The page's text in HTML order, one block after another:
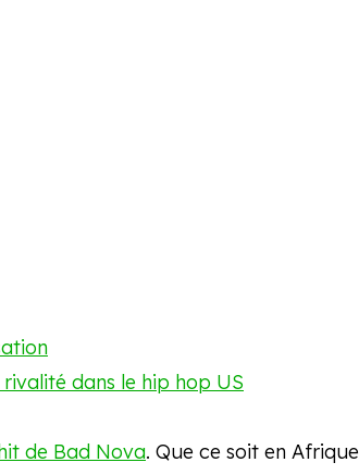
de Bad Nova. Que ce soit en Afrique
dans le hip hop US